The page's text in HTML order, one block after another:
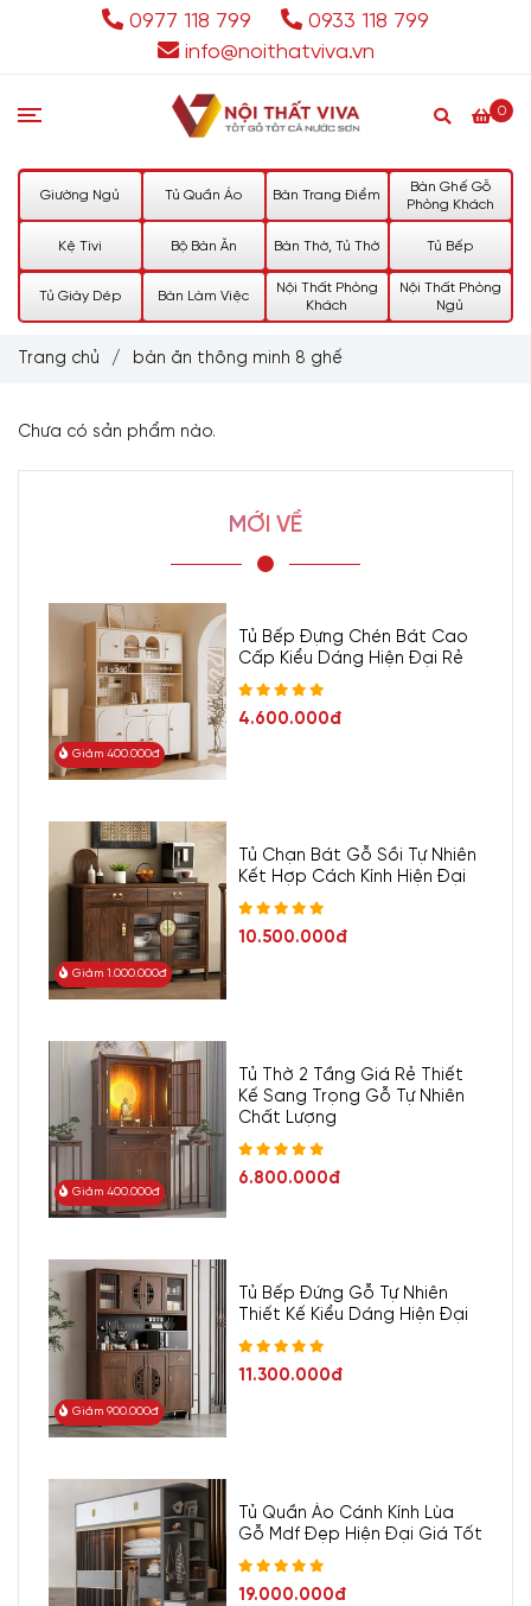
0977 118 799
0933 118 799
info@noithatviva.vn
0
Giường Ngủ Tủ Quần Áo Bàn Trang Điểm
Bàn Ghế Gỗ
Phòng Khách
Kệ Tivi Bộ Bàn Ăn Bàn Thờ, Tủ Thờ Tủ Bếp
Tủ Giày Dép Bàn Làm Việc
Nội Thất Phòng
Khách
Nội Thất Phòng
Ngủ
Trang chủ / bàn ăn thông minh 8 ghế
Chưa có sản phẩm nào.
MỚI VỀ
Giảm 400.000đ
Tủ Bếp Đựng Chén Bát Cao
Cấp Kiểu Dáng Hiện Đại Rẻ
4.600.000đ
Giảm 1.000.000đ
Tủ Chạn Bát Gỗ Sồi Tự Nhiên
Kết Hợp Cách Kính Hiện Đại
10.500.000đ
Giảm 400.000đ
Tủ Thờ 2 Tầng Giá Rẻ Thiết
Kế Sang Trọng Gỗ Tự Nhiên
Chất Lượng
6.800.000đ
Giảm 900.000đ
Tủ Bếp Đứng Gỗ Tự Nhiên
Thiết Kế Kiểu Dáng Hiện Đại
11.300.000đ
Tủ Quần Áo Cánh Kính Lùa
Gỗ Mdf Đẹp Hiện Đại Giá Tốt
19.000.000đ